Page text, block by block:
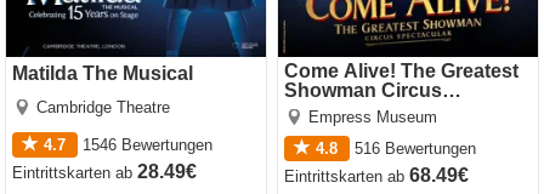
Matilda The Musical
Cambridge Theatre
4.7 1546 Bewertungen
Eintrittskartenab28.49€
Come Alive! The Greatest
Showman Circus
Spectacular
Empress Museum
4.8
516 Bewertungen
Eintrittskartenab68.49€